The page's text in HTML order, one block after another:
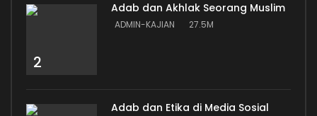
2
Adab dan Akhlak Seorang Muslim
ADMIN-KAJIAN 27.5M
Adab dan Etika di Media Sosial